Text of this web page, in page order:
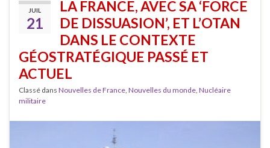
JUIL
21
LA FRANCE, AVEC SA ‘FORCE
DE DISSUASION’, ET L’OTAN
DANS LE CONTEXTE
GÉOSTRATÉGIQUE PASSÉ ET
ACTUEL
Classé dans Nouvelles de France, Nouvelles du monde, Nucléaire
militaire